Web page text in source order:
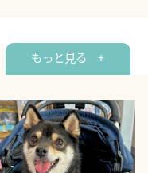
もっと見る +